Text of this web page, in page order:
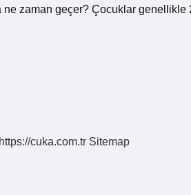
zaman geçer? Çocuklar genellikle
cuka.com.tr Sitemap